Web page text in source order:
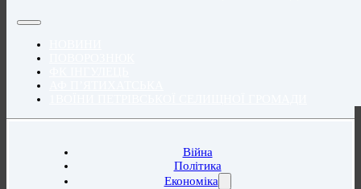
Війна
Політика
Економіка